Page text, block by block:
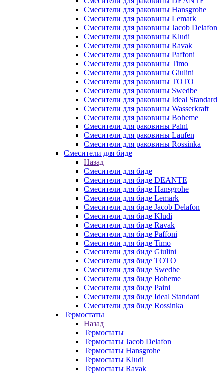
Смесители для раковины Hansgrohe
Смесители для раковины Lemark
Смесители для раковины Jacob Delafon
Смесители для раковины Kludi
Смесители для раковины Ravak
Смесители для раковины Paffoni
Смесители для раковины Timo
Смесители для раковины Giulini
Смесители для раковины TOTO
Смесители для раковины Swedbe
Смесители для раковины Ideal Standard
Смесители для раковины Wasserkraft
Смесители для раковины Boheme
Смесители для раковины Paini
Смесители для раковины Laufen
Смесители для раковины Rossinka
Смесители для биде
Назад
Смесители для биде
Смесители для биде DEANTE
Смесители для биде Hansgrohe
Смесители для биде Lemark
Смесители для биде Jacob Delafon
Смесители для биде Kludi
Смесители для биде Ravak
Смесители для биде Paffoni
Смесители для биде Timo
Смесители для биде Giulini
Смесители для биде TOTO
Смесители для биде Swedbe
Смесители для биде Boheme
Смесители для биде Paini
Смесители для биде Ideal Standard
Смесители для биде Rossinka
Термостаты
Назад
Термостаты
Термостаты Jacob Delafon
Термостаты Hansgrohe
Термостаты Kludi
Термостаты Ravak